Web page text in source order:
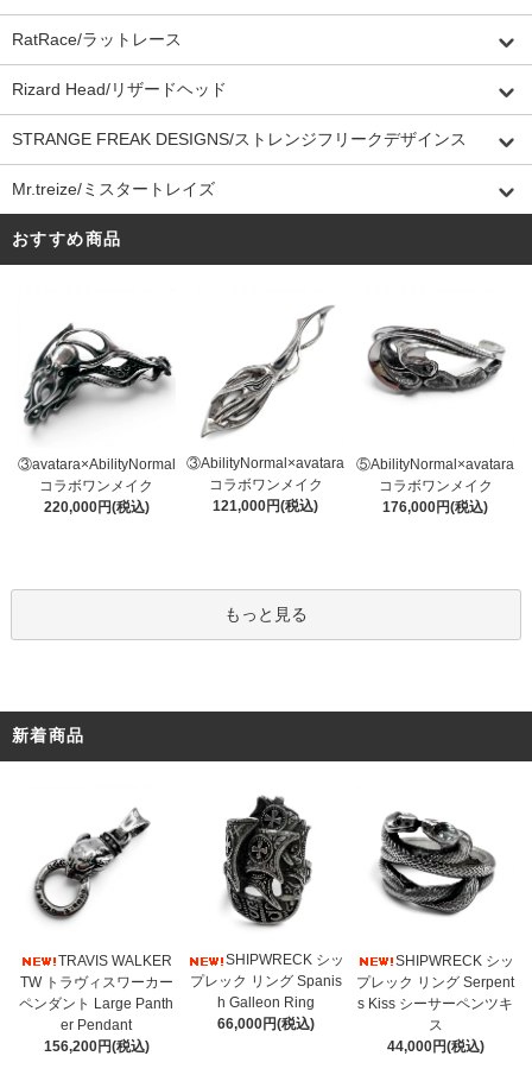
RatRace/ラットレース
Rizard Head/リザードヘッド
STRANGE FREAK DESIGNS/ストレンジフリークデザインス
Mr.treize/ミスタートレイズ
おすすめ商品
③avatara×AbilityNormal
コラボワンメイク
220,000円(税込)
③AbilityNormal×avatara
コラボワンメイク
121,000円(税込)
⑤AbilityNormal×avatara
コラボワンメイク
176,000円(税込)
もっと見る
新着商品
TRAVIS WALKER
TW トラヴィスワーカー
ペンダント Large Panth
er Pendant
156,200円(税込)
SHIPWRECK シッ
プレック リング Spanis
h Galleon Ring
66,000円(税込)
SHIPWRECK シッ
プレック リング Serpent
s Kiss シーサーペンツキ
ス
44,000円(税込)